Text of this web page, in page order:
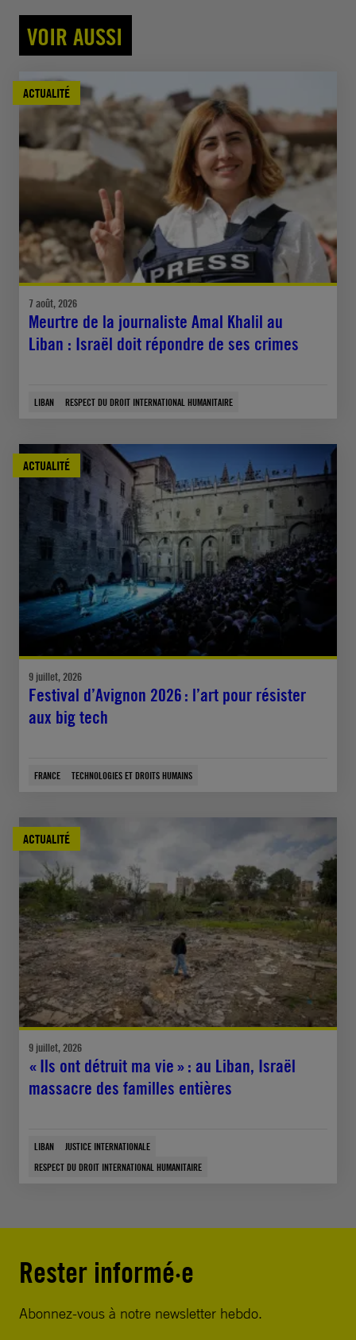
VOIR AUSSI
ACTUALITÉ
7 août, 2026
Meurtre de la journaliste Amal Khalil au
Liban : Israël doit répondre de ses crimes
LIBAN RESPECT DU DROIT INTERNATIONAL HUMANITAIRE
ACTUALITÉ
9 juillet, 2026
Festival d’Avignon 2026 : l’art pour résister
aux big tech
FRANCE TECHNOLOGIES ET DROITS HUMAINS
ACTUALITÉ
9 juillet, 2026
« Ils ont détruit ma vie » : au Liban, Israël
massacre des familles entières
LIBAN
JUSTICE INTERNATIONALE
RESPECT DU DROIT INTERNATIONAL HUMANITAIRE
Rester informé·e
Abonnez-vous à notre newsletter hebdo.